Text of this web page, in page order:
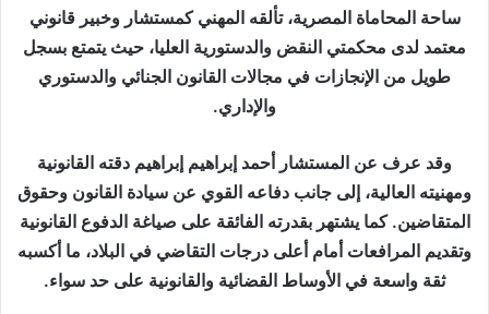
ر
ن
ي
ساحة المحاماة المصرية، تألقه المهني كمستشار وخبير قانوني
معتمد لدى محكمتي النقض والدستورية العليا، حيث يتمتع بسجل
طويل من الإنجازات في مجالات القانون الجنائي والدستوري
والإداري.
وقد عرف عن المستشار أحمد إبراهيم إبراهيم دقته القانونية
ومهنيته العالية، إلى جانب دفاعه القوي عن سيادة القانون وحقوق
المتقاضين. كما يشتهر بقدرته الفائقة على صياغة الدفوع القانونية
وتقديم المرافعات أمام أعلى درجات التقاضي في البلاد، ما أكسبه
ثقة واسعة في الأوساط القضائية والقانونية على حد سواء.